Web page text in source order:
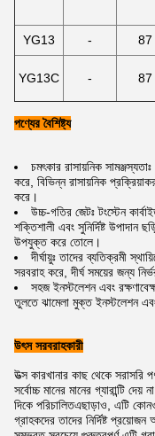
YG13 - 87
YG13C - 87
পণ্যের বৈশিষ্ট্য
চমৎকার রাসায়নিক
করে, বিভিন্ন রাসায়নিক
করে।
উচ্চ-গতির জেটঃ টংস্টেন
শক্তিশালী এবং সুনির্দিষ্ট
উপযুক্ত করে তোলে।
দীর্ঘায়ুঃ তাদের ব্যতিক্রমী
সরবরাহ করে, দীর্ঘ সময়ের জন্য
সহজ ইনস্টলেশন এবং
তুলতে ঝামেলা মুক্ত ইনস্টলেশন
উৎস সরবরাহকারী
উত্স কারখানার কাছ থেকে
সর্বোচ্চ মানের মানের গ্যারান্টি
দিকে পরিচালিতএছাড়াও, এটি
গ্রাহকদের তাদের নির্দিষ্ট